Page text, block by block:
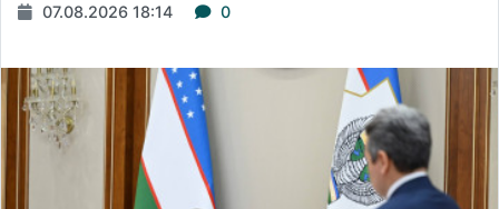
07.08.2026 18:14 0